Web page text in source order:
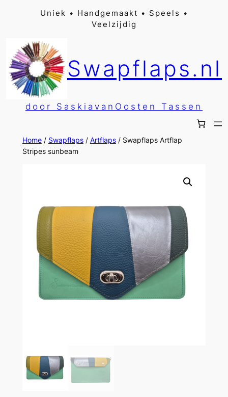
inhoud
Uniek • Handgemaakt • Speels •
Veelzijdig
Swapflaps.nl
door SaskiavanOosten Tassen
Home/ Swapflaps/ Artflaps/ Swapflaps Artflap
Stripes sunbeam